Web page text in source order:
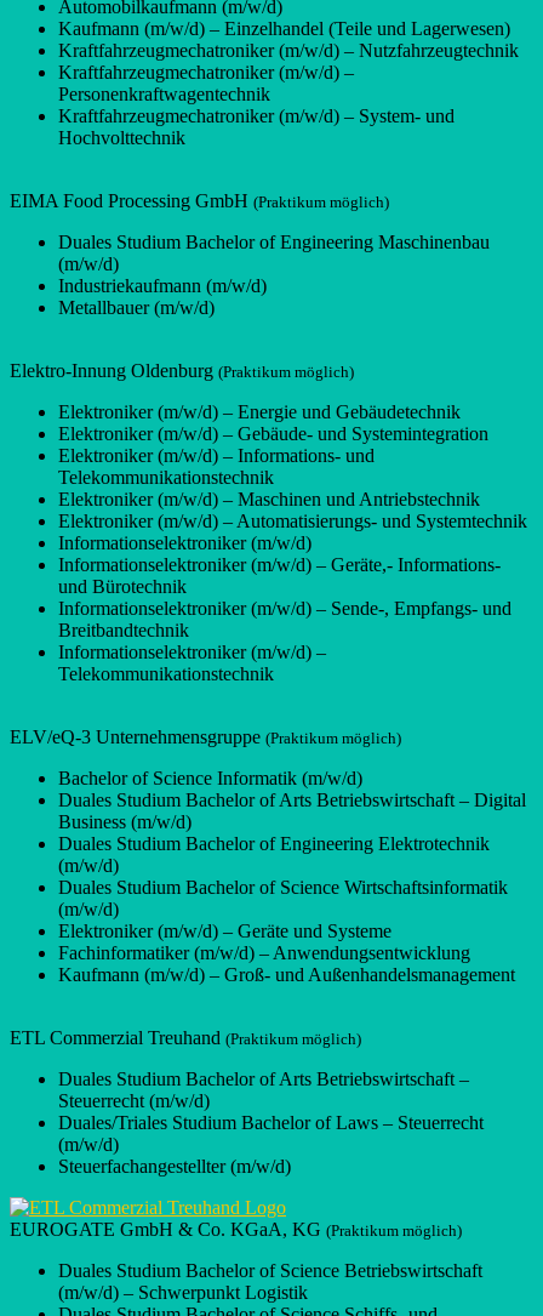
Automobilkaufmann (m/w/d)
Kaufmann (m/w/d) – Einzelhandel (Teile und Lagerwesen)
Kraftfahrzeugmechatroniker (m/w/d) – Nutzfahrzeugtechnik
Kraftfahrzeugmechatroniker (m/w/d) –
Personenkraftwagentechnik
Kraftfahrzeugmechatroniker (m/w/d) – System- und
Hochvolttechnik
EIMA Food Processing GmbH (Praktikum möglich)
Duales Studium Bachelor of Engineering Maschinenbau
(m/w/d)
Industriekaufmann (m/w/d)
Metallbauer (m/w/d)
Elektro-Innung Oldenburg (Praktikum möglich)
Elektroniker (m/w/d) – Energie und Gebäudetechnik
Elektroniker (m/w/d) – Gebäude- und Systemintegration
Elektroniker (m/w/d) – Informations- und
Telekommunikationstechnik
Elektroniker (m/w/d) – Maschinen und Antriebstechnik
Elektroniker (m/w/d) – Automatisierungs- und Systemtechnik
Informationselektroniker (m/w/d)
Informationselektroniker (m/w/d) – Geräte,- Informations-
und Bürotechnik
Informationselektroniker (m/w/d) – Sende-, Empfangs- und
Breitbandtechnik
Informationselektroniker (m/w/d) –
Telekommunikationstechnik
ELV/eQ-3 Unternehmensgruppe (Praktikum möglich)
Bachelor of Science Informatik (m/w/d)
Duales Studium Bachelor of Arts Betriebswirtschaft – Digital
Business (m/w/d)
Duales Studium Bachelor of Engineering Elektrotechnik
(m/w/d)
Duales Studium Bachelor of Science Wirtschaftsinformatik
(m/w/d)
Elektroniker (m/w/d) – Geräte und Systeme
Fachinformatiker (m/w/d) – Anwendungsentwicklung
Kaufmann (m/w/d) – Groß- und Außenhandelsmanagement
ETL Commerzial Treuhand (Praktikum möglich)
Duales Studium Bachelor of Arts Betriebswirtschaft –
Steuerrecht (m/w/d)
Duales/Triales Studium Bachelor of Laws – Steuerrecht
(m/w/d)
Steuerfachangestellter (m/w/d)
EUROGATE GmbH & Co. KGaA, KG (Praktikum möglich)
Duales Studium Bachelor of Science Betriebswirtschaft
(m/w/d) – Schwerpunkt Logistik